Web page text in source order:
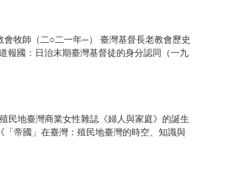
牧師（二○二一年─） 臺灣基督長老教會歷史
報國：日治末期臺灣基督徒的身分認同（一九
民地臺灣商業女性雜誌《婦人與家庭》的誕生
帝國」在臺灣：殖民地臺灣的時空、知識與